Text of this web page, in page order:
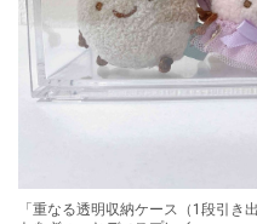
「重なる透明収納ケース（1段引き